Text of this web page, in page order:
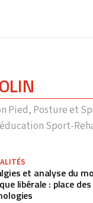
Pied, Posture et
Sport-
et analyse du
libérale : place